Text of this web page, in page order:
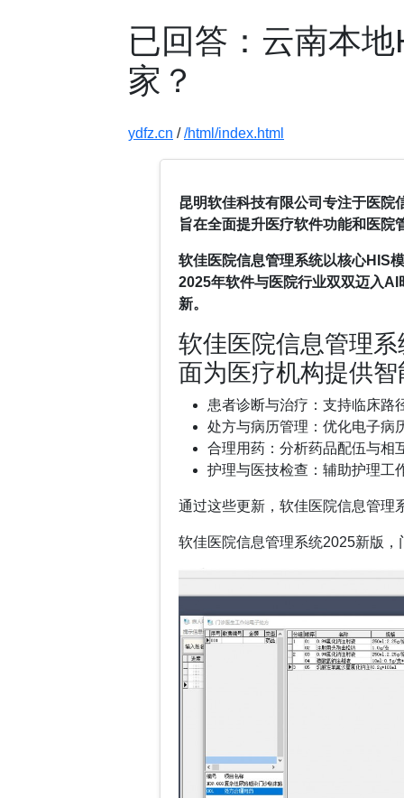
已回答：云南本
家？
ydfz.cn //html/index.html
昆明软佳科技有限公司专注于医院
旨在全面提升医疗软件功能和医院
软佳医院信息管理系统以核心HIS
2025年软件与医院行业双双迈入
新。
软佳医院信息管理
面为医疗机构提供
患者诊断与治疗：支持临床路
处方与病历管理：优化电子病
合理用药：分析药品配伍与相
护理与医技检查：辅助护理工
通过这些更新，软佳医院信息管理
软佳医院信息管理系统2025新版